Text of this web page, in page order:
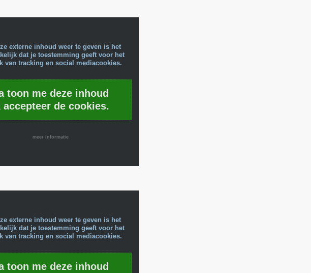
externe inhoud weer te geven is het
dat je toestemming geeft voor het
van tracking en social mediacookies.
toon me deze inhoud
accepteer de cookies.
meer informatie
externe inhoud weer te geven is het
dat je toestemming geeft voor het
van tracking en social mediacookies.
toon me deze inhoud